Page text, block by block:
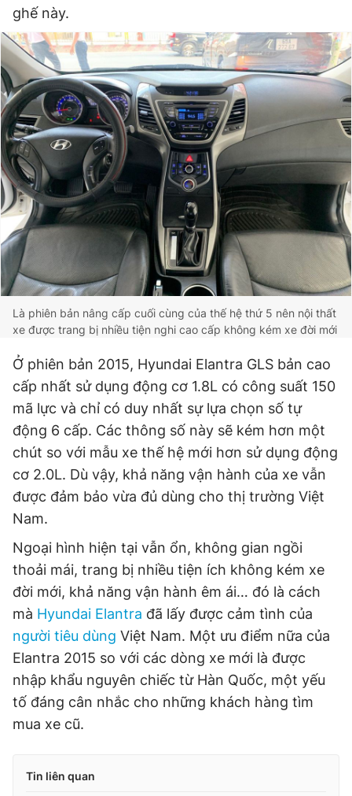
ghế này.
Là phiên bản nâng cấp cuối cùng của thế hệ thứ 5 nên nội thất
xe được trang bị nhiều tiện nghi cao cấp không kém xe đời mới
Ở phiên bản 2015, Hyundai Elantra GLS bản cao
cấp nhất sử dụng động cơ 1.8L có công suất 150
mã lực và chỉ có duy nhất sự lựa chọn số tự
động 6 cấp. Các thông số này sẽ kém hơn một
chút so với mẫu xe thế hệ mới hơn sử dụng động
cơ 2.0L. Dù vậy, khả năng vận hành của xe vẫn
được đảm bảo vừa đủ dùng cho thị trường Việt
Nam.
Ngoại hình hiện tại vẫn ổn, không gian ngồi
thoải mái, trang bị nhiều tiện ích không kém xe
đời mới, khả năng vận hành êm ái… đó là cách
mà Hyundai Elantra đã lấy được cảm tình của
người tiêu dùng Việt Nam. Một ưu điểm nữa của
Elantra 2015 so với các dòng xe mới là được
nhập khẩu nguyên chiếc từ Hàn Quốc, một yếu
tố đáng cân nhắc cho những khách hàng tìm
mua xe cũ.
Tin liên quan